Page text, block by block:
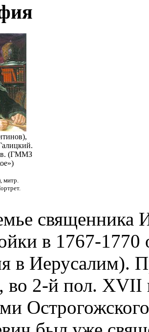
в. (ГММЗ
митр.
священника
в 1767-1770
в Иерусалим).
во 2-й пол. XVII